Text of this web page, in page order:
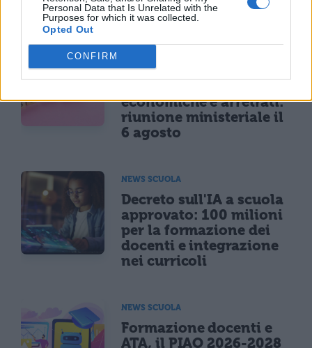
Personal Data that Is Unrelated with the
Purposes for which it was collected.
Opted Out
CONFIRM
scadenza
Personale ATA, sblocco
economiche e arretrati:
riunione ministeriale il
6 agosto
NEWS SCUOLA
Decreto sull'IA a scuola
approvato: 100 milioni
per la formazione dei
docenti e integrazione
nei curricoli
NEWS SCUOLA
Formazione docenti e
ATA, il PIAO 2026-2028